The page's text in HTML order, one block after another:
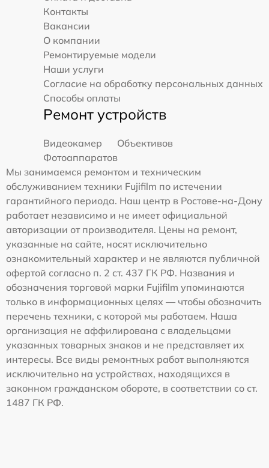
Контакты
Вакансии
О компании
Ремонтируемые модели
Наши услуги
Согласие на обработку персональных данных
Способы оплаты
Ремонт устройств
Видеокамер
Объективов
Фотоаппаратов
Мы занимаемся ремонтом и техническим
обслуживанием техники Fujifilm по истечении
гарантийного периода. Наш центр в Ростове-на-Дону
работает независимо и не имеет официальной
авторизации от производителя. Цены на ремонт,
указанные на сайте, носят исключительно
ознакомительный характер и не являются публичной
офертой согласно п. 2 ст. 437 ГК РФ. Названия и
обозначения торговой марки Fujifilm упоминаются
только в информационных целях — чтобы обозначить
перечень техники, с которой мы работаем. Наша
организация не аффилирована с владельцами
указанных товарных знаков и не представляет их
интересы. Все виды ремонтных работ выполняются
исключительно на устройствах, находящихся в
законном гражданском обороте, в соответствии со ст.
1487 ГК РФ.